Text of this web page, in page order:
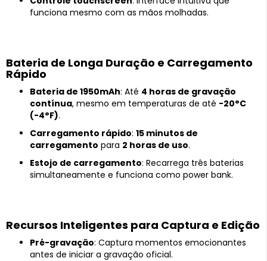
funciona mesmo com as mãos molhadas.
Bateria de Longa Duração e Carregamento
Rápido
Bateria de 1950mAh: Até 4 horas de gravação
contínua, mesmo em temperaturas de até -20°C
(-4°F).
Carregamento rápido: 15 minutos de
carregamento para 2 horas de uso.
Estojo de carregamento: Recarrega três baterias
simultaneamente e funciona como power bank.
Recursos Inteligentes para Captura e Edição
Pré-gravação: Captura momentos emocionantes
antes de iniciar a gravação oficial.